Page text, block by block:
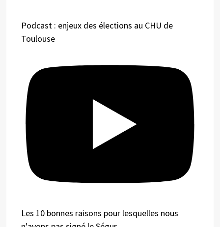
Podcast : enjeux des élections au CHU de
Toulouse
Les 10 bonnes raisons pour lesquelles nous